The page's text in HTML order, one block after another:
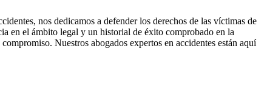
nos dedicamos a defender los derechos de las víctimas de
en el ámbito legal y un historial de éxito comprobado en la
Nuestros abogados expertos en accidentes están aquí